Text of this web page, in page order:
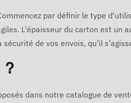
par définir le type
L'épaisseur du carton est un
de vos envois, qu’il
dans notre catalogue de